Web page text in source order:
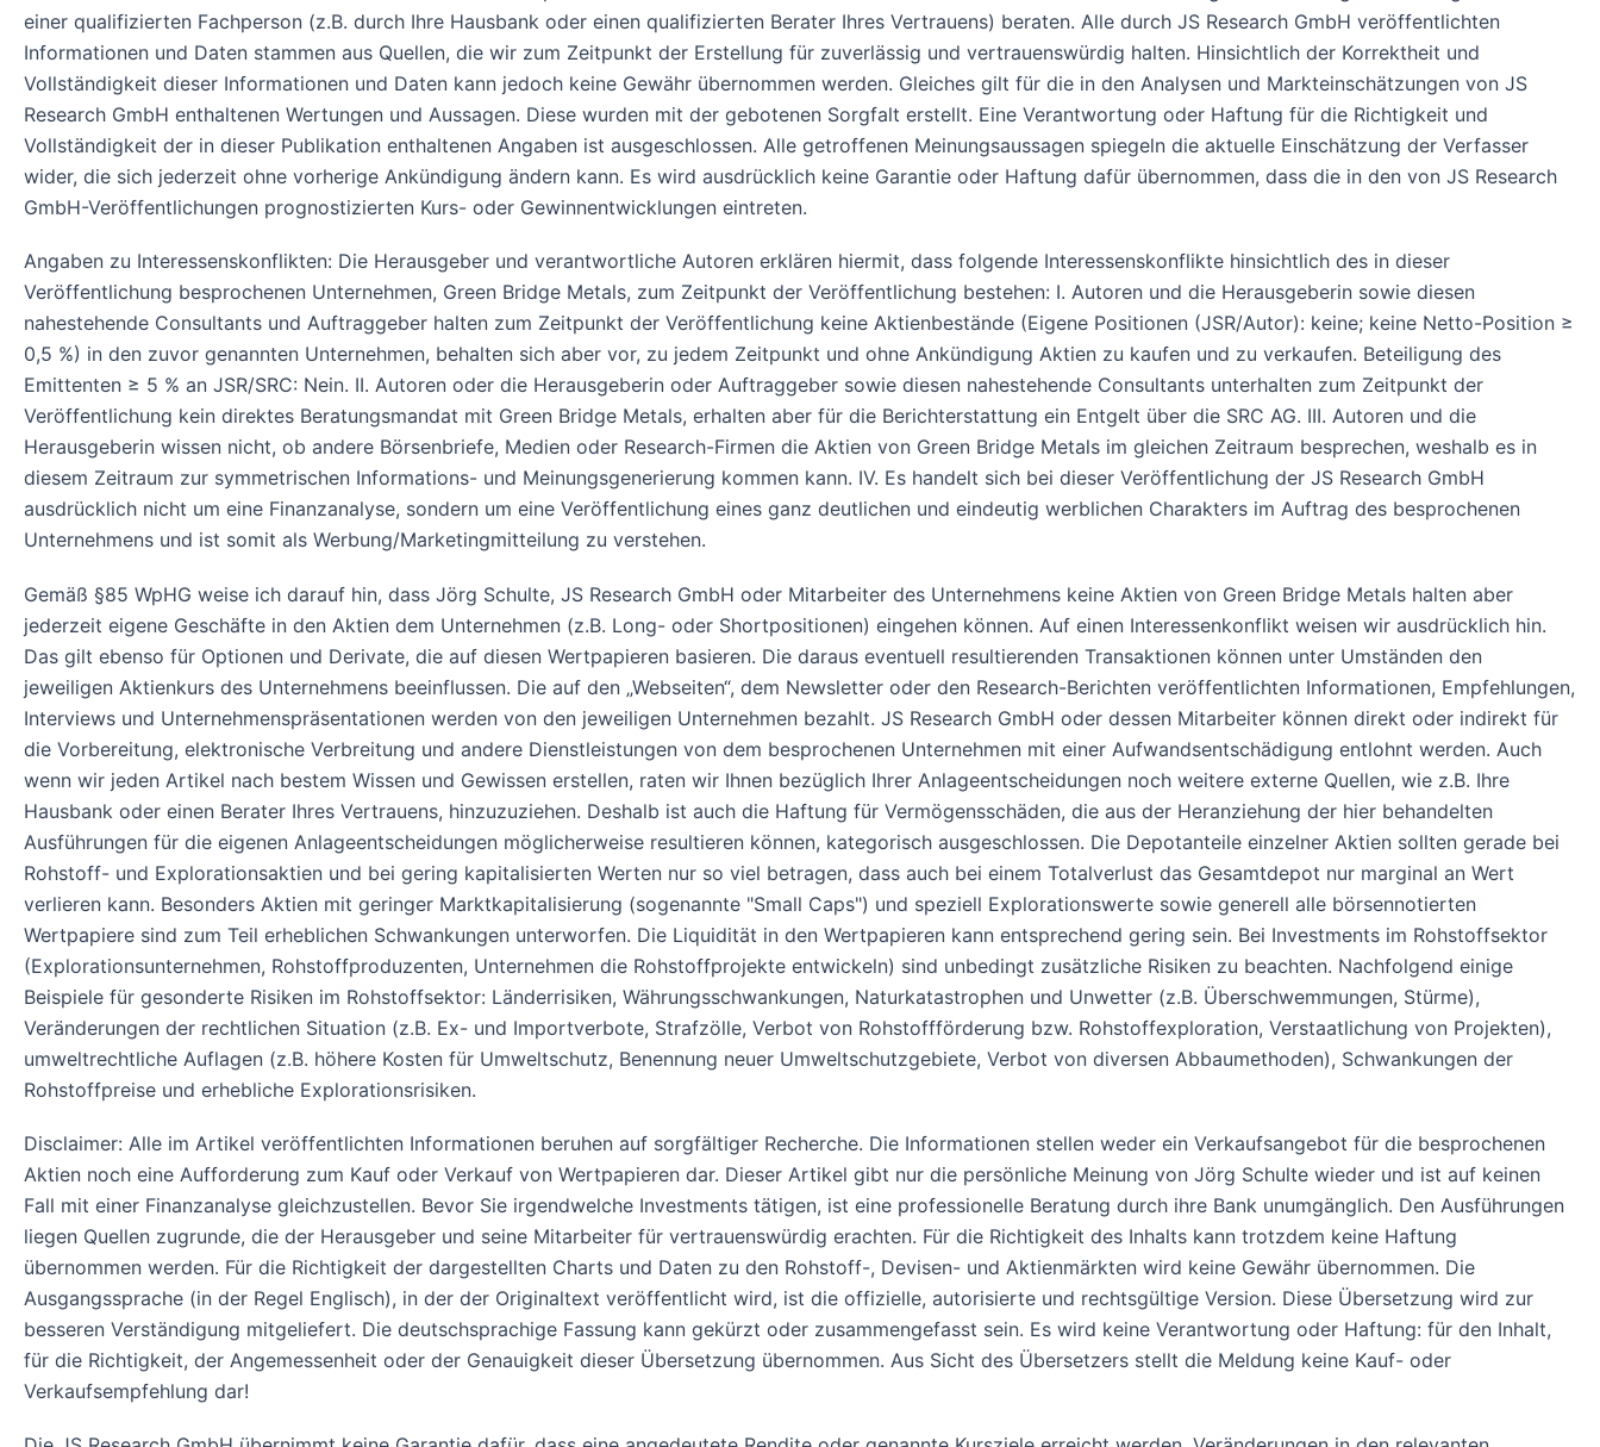
einer qualifizierten Fachperson (z.B. durch Ihre Hausbank oder einen qualifizierten Berater Ihres Vertrauens) beraten. Alle durch JS Research GmbH veröffentlichten
Informationen und Daten stammen aus Quellen, die wir zum Zeitpunkt der Erstellung für zuverlässig und vertrauenswürdig halten. Hinsichtlich der Korrektheit und
Vollständigkeit dieser Informationen und Daten kann jedoch keine Gewähr übernommen werden. Gleiches gilt für die in den Analysen und Markteinschätzungen von JS
Research GmbH enthaltenen Wertungen und Aussagen. Diese wurden mit der gebotenen Sorgfalt erstellt. Eine Verantwortung oder Haftung für die Richtigkeit und
Vollständigkeit der in dieser Publikation enthaltenen Angaben ist ausgeschlossen. Alle getroffenen Meinungsaussagen spiegeln die aktuelle Einschätzung der Verfasser
wider, die sich jederzeit ohne vorherige Ankündigung ändern kann. Es wird ausdrücklich keine Garantie oder Haftung dafür übernommen, dass die in den von JS Research
GmbH-Veröffentlichungen prognostizierten Kurs- oder Gewinnentwicklungen eintreten.
Angaben zu Interessenskonflikten: Die Herausgeber und verantwortliche Autoren erklären hiermit, dass folgende Interessenskonflikte hinsichtlich des in dieser
Veröffentlichung besprochenen Unternehmen, Green Bridge Metals, zum Zeitpunkt der Veröffentlichung bestehen: I. Autoren und die Herausgeberin sowie diesen
nahestehende Consultants und Auftraggeber halten zum Zeitpunkt der Veröffentlichung keine Aktienbestände (Eigene Positionen (JSR/Autor): keine; keine Netto-Position ≥
0,5 %) in den zuvor genannten Unternehmen, behalten sich aber vor, zu jedem Zeitpunkt und ohne Ankündigung Aktien zu kaufen und zu verkaufen. Beteiligung des
Emittenten ≥ 5 % an JSR/SRC: Nein. II. Autoren oder die Herausgeberin oder Auftraggeber sowie diesen nahestehende Consultants unterhalten zum Zeitpunkt der
Veröffentlichung kein direktes Beratungsmandat mit Green Bridge Metals, erhalten aber für die Berichterstattung ein Entgelt über die SRC AG. III. Autoren und die
Herausgeberin wissen nicht, ob andere Börsenbriefe, Medien oder Research-Firmen die Aktien von Green Bridge Metals im gleichen Zeitraum besprechen, weshalb es in
diesem Zeitraum zur symmetrischen Informations- und Meinungsgenerierung kommen kann. IV. Es handelt sich bei dieser Veröffentlichung der JS Research GmbH
ausdrücklich nicht um eine Finanzanalyse, sondern um eine Veröffentlichung eines ganz deutlichen und eindeutig werblichen Charakters im Auftrag des besprochenen
Unternehmens und ist somit als Werbung/Marketingmitteilung zu verstehen.
Gemäß §85 WpHG weise ich darauf hin, dass Jörg Schulte, JS Research GmbH oder Mitarbeiter des Unternehmens keine Aktien von Green Bridge Metals halten aber
jederzeit eigene Geschäfte in den Aktien dem Unternehmen (z.B. Long- oder Shortpositionen) eingehen können. Auf einen Interessenkonflikt weisen wir ausdrücklich hin.
Das gilt ebenso für Optionen und Derivate, die auf diesen Wertpapieren basieren. Die daraus eventuell resultierenden Transaktionen können unter Umständen den
jeweiligen Aktienkurs des Unternehmens beeinflussen. Die auf den „Webseiten“, dem Newsletter oder den Research-Berichten veröffentlichten Informationen, Empfehlungen,
Interviews und Unternehmenspräsentationen werden von den jeweiligen Unternehmen bezahlt. JS Research GmbH oder dessen Mitarbeiter können direkt oder indirekt für
die Vorbereitung, elektronische Verbreitung und andere Dienstleistungen von dem besprochenen Unternehmen mit einer Aufwandsentschädigung entlohnt werden. Auch
wenn wir jeden Artikel nach bestem Wissen und Gewissen erstellen, raten wir Ihnen bezüglich Ihrer Anlageentscheidungen noch weitere externe Quellen, wie z.B. Ihre
Hausbank oder einen Berater Ihres Vertrauens, hinzuzuziehen. Deshalb ist auch die Haftung für Vermögensschäden, die aus der Heranziehung der hier behandelten
Ausführungen für die eigenen Anlageentscheidungen möglicherweise resultieren können, kategorisch ausgeschlossen. Die Depotanteile einzelner Aktien sollten gerade bei
Rohstoff- und Explorationsaktien und bei gering kapitalisierten Werten nur so viel betragen, dass auch bei einem Totalverlust das Gesamtdepot nur marginal an Wert
verlieren kann. Besonders Aktien mit geringer Marktkapitalisierung (sogenannte "Small Caps") und speziell Explorationswerte sowie generell alle börsennotierten
Wertpapiere sind zum Teil erheblichen Schwankungen unterworfen. Die Liquidität in den Wertpapieren kann entsprechend gering sein. Bei Investments im Rohstoffsektor
(Explorationsunternehmen, Rohstoffproduzenten, Unternehmen die Rohstoffprojekte entwickeln) sind unbedingt zusätzliche Risiken zu beachten. Nachfolgend einige
Beispiele für gesonderte Risiken im Rohstoffsektor: Länderrisiken, Währungsschwankungen, Naturkatastrophen und Unwetter (z.B. Überschwemmungen, Stürme),
Veränderungen der rechtlichen Situation (z.B. Ex- und Importverbote, Strafzölle, Verbot von Rohstoffförderung bzw. Rohstoffexploration, Verstaatlichung von Projekten),
umweltrechtliche Auflagen (z.B. höhere Kosten für Umweltschutz, Benennung neuer Umweltschutzgebiete, Verbot von diversen Abbaumethoden), Schwankungen der
Rohstoffpreise und erhebliche Explorationsrisiken.
Disclaimer: Alle im Artikel veröffentlichten Informationen beruhen auf sorgfältiger Recherche. Die Informationen stellen weder ein Verkaufsangebot für die besprochenen
Aktien noch eine Aufforderung zum Kauf oder Verkauf von Wertpapieren dar. Dieser Artikel gibt nur die persönliche Meinung von Jörg Schulte wieder und ist auf keinen
Fall mit einer Finanzanalyse gleichzustellen. Bevor Sie irgendwelche Investments tätigen, ist eine professionelle Beratung durch ihre Bank unumgänglich. Den Ausführungen
liegen Quellen zugrunde, die der Herausgeber und seine Mitarbeiter für vertrauenswürdig erachten. Für die Richtigkeit des Inhalts kann trotzdem keine Haftung
übernommen werden. Für die Richtigkeit der dargestellten Charts und Daten zu den Rohstoff-, Devisen- und Aktienmärkten wird keine Gewähr übernommen. Die
Ausgangssprache (in der Regel Englisch), in der der Originaltext veröffentlicht wird, ist die offizielle, autorisierte und rechtsgültige Version. Diese Übersetzung wird zur
besseren Verständigung mitgeliefert. Die deutschsprachige Fassung kann gekürzt oder zusammengefasst sein. Es wird keine Verantwortung oder Haftung: für den Inhalt,
für die Richtigkeit, der Angemessenheit oder der Genauigkeit dieser Übersetzung übernommen. Aus Sicht des Übersetzers stellt die Meldung keine Kauf- oder
Verkaufsempfehlung dar!